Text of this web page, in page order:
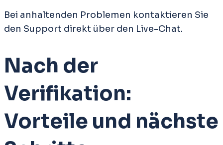
Bei anhaltenden Problemen kontaktieren Sie
den Support direkt über den Live-Chat.
Nach der
Verifikation:
Vorteile und nächste